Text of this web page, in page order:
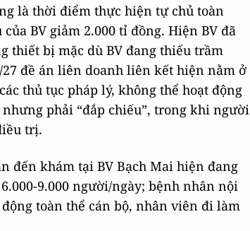
là thời điểm thực hiện tự chủ toàn
BV giảm 2.000 tỉ đồng. Hiện BV đã
thiết bị mặc dù BV đang thiếu trầm
đề án liên doanh liên kết hiện nằm ở
thủ tục pháp lý, không thể hoạt động
phải “đắp chiếu”, trong khi người
trị.
đến khám tại BV Bạch Mai hiện đang
9.000 người/ngày; bệnh nhân nội
toàn thể cán bộ, nhân viên đi làm